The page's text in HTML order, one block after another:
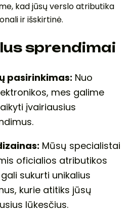
kad jūsų verslo atributika
ir išskirtinė.
sprendimai
pasirinkimas: Nuo
mes galime
įvairiausius
Mūsų specialistai
oficialios atributikos
sukurti unikalius
kurie atitiks jūsų
lūkesčius.